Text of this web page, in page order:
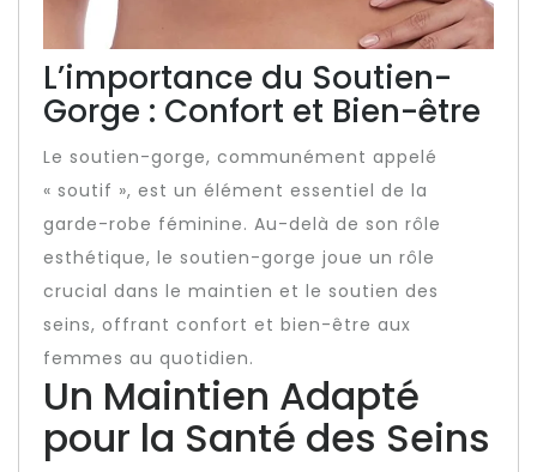
L’importance du Soutien-
Gorge : Confort et Bien-être
Le soutien-gorge, communément appelé
« soutif », est un élément essentiel de la
garde-robe féminine. Au-delà de son rôle
esthétique, le soutien-gorge joue un rôle
crucial dans le maintien et le soutien des
seins, offrant confort et bien-être aux
femmes au quotidien.
Un Maintien Adapté
pour la Santé des Seins